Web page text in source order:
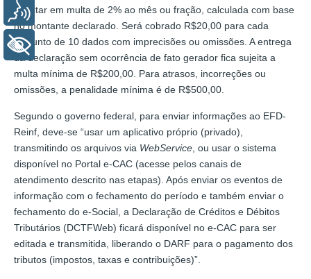
resultar em multa de 2% ao mês ou fração, calculada com base
no montante declarado. Será cobrado R$20,00 para cada
conjunto de 10 dados com imprecisões ou omissões. A entrega
da declaração sem ocorrência de fato gerador fica sujeita a
multa mínima de R$200,00. Para atrasos, incorreções ou
omissões, a penalidade mínima é de R$500,00.
Segundo o governo federal, para enviar informações ao EFD-
Reinf, deve-se “usar um aplicativo próprio (privado),
transmitindo os arquivos via WebService , ou usar o sistema
disponível no Portal e-CAC (acesse pelos canais de
atendimento descrito nas etapas). Após enviar os eventos de
informação com o fechamento do período e também enviar o
fechamento do e-Social, a Declaração de Créditos e Débitos
Tributários (DCTFWeb) ficará disponível no e-CAC para ser
editada e transmitida, liberando o DARF para o pagamento dos
tributos (impostos, taxas e contribuições)”.
Voz
+ Acessibilidade